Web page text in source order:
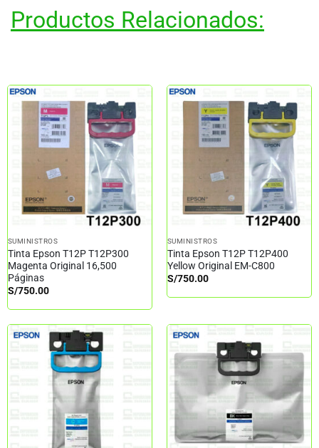
Productos Relacionados:
SUMINISTROS
Tinta Epson T12P T12P300
Magenta Original 16,500
Páginas
S/750.00
SUMINISTROS
Tinta Epson T12P T12P400
Yellow Original EM-C800
S/750.00